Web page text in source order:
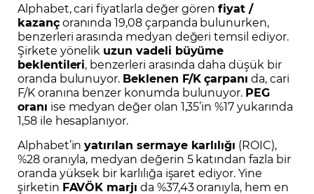
Alphabet, cari fiyatlarla değer görenfiyat /
kazançoranında 19,08 çarpanda bulunurken,
benzerleri arasında medyan değeri temsil ediyor.
Şirkete yönelik uzun vadeli büyüme
beklentileri, benzerleri arasında daha düşük bir
oranda bulunuyor. Beklenen F/K çarpanı da, cari
F/K oranına benzer konumda bulunuyor. PEG
oranı ise medyan değer olan 1,35’in %17 yukarında
1,58 ile hesaplanıyor.
Alphabet’inyatırılan sermaye karlılığı (ROIC),
%28 oranıyla, medyan değerin 5 katından fazla bir
oranda yüksek bir karlılığa işaret ediyor. Yine
şirketin FAVÖK marjı da %37,43 oranıyla, hem en